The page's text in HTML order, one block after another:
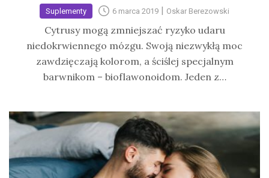
Suplementy 6 marca 2019 | Oskar Berezowski
Cytrusy mogą zmniejszać ryzyko udaru
niedokrwiennego mózgu. Swoją niezwykłą moc
zawdzięczają kolorom, a ściślej specjalnym
barwnikom – bioflawonoidom. Jeden z…